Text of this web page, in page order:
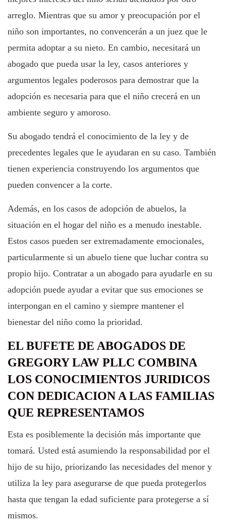
arreglo. Mientras que su amor y preocupación por el
niño son importantes, no convencerán a un juez que le
permita adoptar a su nieto. En cambio, necesitará un
abogado que pueda usar la ley, casos anteriores y
argumentos legales poderosos para demostrar que la
adopción es necesaria para que el niño crecerá en un
ambiente seguro y amoroso.
Su abogado tendrá el conocimiento de la ley y de
precedentes legales que le ayudaran en su caso. También
tienen experiencia construyendo los argumentos que
pueden convencer a la corte.
Además, en los casos de adopción de abuelos, la
situación en el hogar del niño es a menudo inestable.
Estos casos pueden ser extremadamente emocionales,
particularmente si un abuelo tiene que luchar contra su
propio hijo. Contratar a un abogado para ayudarle en su
adopción puede ayudar a evitar que sus emociones se
interpongan en el camino y siempre mantener el
bienestar del niño como la prioridad.
EL BUFETE DE ABOGADOS DE
GREGORY LAW PLLC COMBINA
LOS CONOCIMIENTOS JURIDICOS
CON DEDICACION A LAS FAMILIAS
QUE REPRESENTAMOS
Esta es posiblemente la decisión más importante que
tomará. Usted está asumiendo la responsabilidad por el
hijo de su hijo, priorizando las necesidades del menor y
utiliza la ley para asegurarse de que pueda protegerlos
hasta que tengan la edad suficiente para protegerse a sí
mismos.